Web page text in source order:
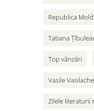
Republica
Tatiana
Top vânzări
Vasile Vasilache
Zilele literaturii